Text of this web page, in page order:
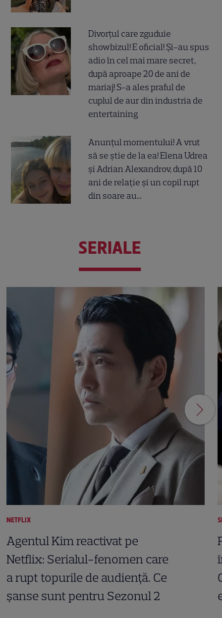
Divorțul care zguduie
showbizul! E oficial! Și-au spus
adio în cel mai mare secret,
după aproape 20 de ani de
mariaj! S-a ales praful de
cuplul de aur din industria de
entertaining
Anunțul momentului! A vrut
să se știe de la ea! Elena Udrea
și Adrian Alexandrov, după 10
ani de relație și un copil rupt
din soare au...
SERIALE
NETFLIX
Agentul Kim reactivat pe
Netflix: Serialul-fenomen care
a rupt topurile de audiență. Ce
șanse sunt pentru Sezonul 2